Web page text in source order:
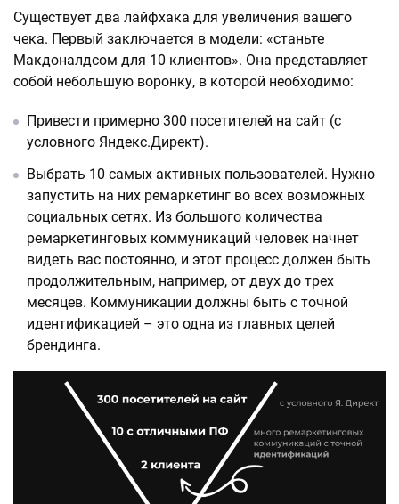
Существует два лайфхака для увеличения вашего
чека. Первый заключается в модели: «станьте
Макдоналдсом для 10 клиентов». Она представляет
собой небольшую воронку, в которой необходимо:
Привести примерно 300 посетителей на сайт (с
условного Яндекс.Директ).
Выбрать 10 самых активных пользователей. Нужно
запустить на них ремаркетинг во всех возможных
социальных сетях. Из большого количества
ремаркетинговых коммуникаций человек начнет
видеть вас постоянно, и этот процесс должен быть
продолжительным, например, от двух до трех
месяцев. Коммуникации должны быть с точной
идентификацией – это одна из главных целей
брендинга.